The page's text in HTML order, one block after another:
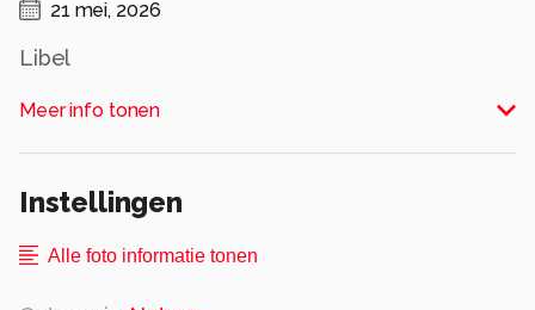
21 mei, 2026
Libel
Alle rechten voorbehouden
Meer info tonen
Instellingen
Alle foto informatie tonen